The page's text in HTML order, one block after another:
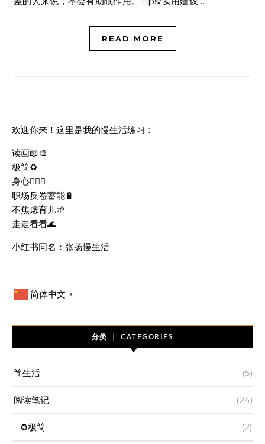
READ MORE
欢迎你来！这里是我的慢生活练习：
读画📖🎨
极简♻️
身心🧘🏻‍♀️
职场反卷蓄能🔋
不焦虑育儿🌱
走走看看🌊
小红书同名：张扬慢生活
简体中文 ▼
分类 ｜ CATEGORIES
简生活 (5)
阅读笔记 (24)
♻️极简 (2)